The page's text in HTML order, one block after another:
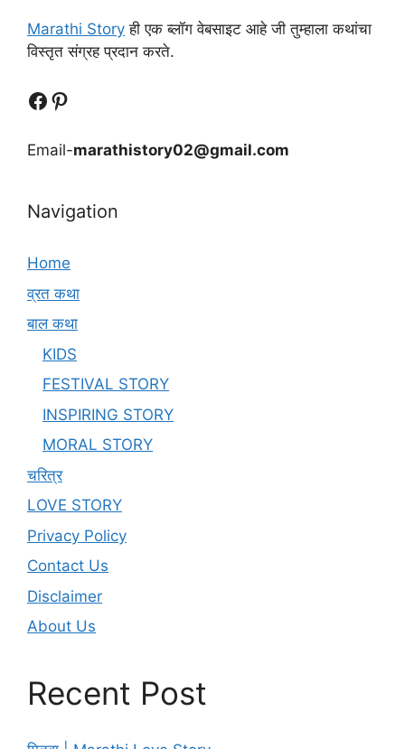
Marathi Story ही एक ब्लॉग वेबसाइट आहे जी तुम्हाला कथांचा
विस्तृत संग्रह प्रदान करते.
Follow UsFollow us
Email-marathistory02@gmail.com
Navigation
Home
व्रत कथा
बाल कथा
KIDS
FESTIVAL STORY
INSPIRING STORY
MORAL STORY
चरित्र
LOVE STORY
Privacy Policy
Contact Us
Disclaimer
About Us
Recent Post